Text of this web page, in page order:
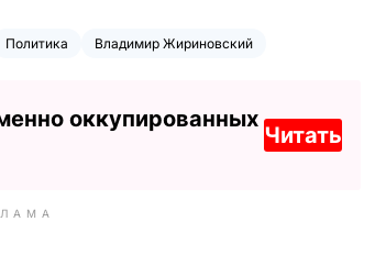
Политика Владимир Жириновский
оккупированных
Читать